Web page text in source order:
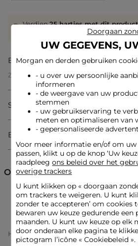
Verdien25 hartjes met dit product
Beschrijving
Zachte beha
Triangelvorm
Verstelbare fijne bandjes
Verstelbare sluiting op de rug
Inzetstukken van kant
Decoratief juweeltje aan de voorkant
Referentie: 32536311039460301
Categorie :Slipjes en kousen vrouw
Kleur :Slipjes en kousen vrouw blauw
Samenstelling & onderhoud
Bezorging & Retourzending
Ontdek ook
Slipjes en kousen
Home Kleding Vrouw
Lingerie
Slipjes En Kousen Vrouw
UW GEGEVENS,
Morgan en derden gebruiken
- u over uw persoonlijke
informeren
- de weergave van uw
stemmen
- uw gebruikservaring te
meten en optimaliseren van
- gepersonaliseerde
Voor meer informatie en/of om
passen, klikt u op de knop ‘Uw
raadpleegons beleid over het
overige trackers
U kunt klikken op « doorgaan
om trackers te weigeren. U kunt
zonder te accepteren’ om cookies
bewaren uw keuze gedurende een
maanden. U kunt uw keuze op elk
door onderaan elke pagina te
pictogram l’icône « Cookiebeleid ».
Doorgaan